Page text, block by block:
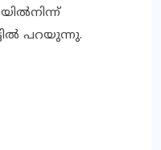
പറയുന്നു.